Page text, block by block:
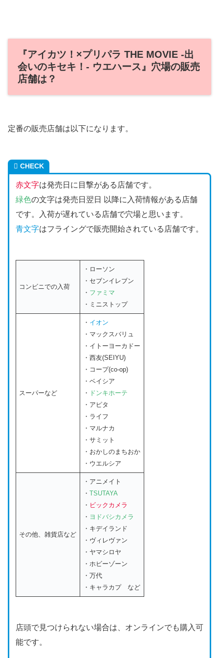
『アイカツ！×プリパラ THE MOVIE ‐出
会いのキセキ！‐ ウエハース』穴場の販売
店舗は？
定番の販売店舗は以下になります。
CHECK
赤文字は発売日に目撃がある店舗です。
緑色の文字は発売日翌日 以降に入荷情報がある店舗
です。入荷が遅れている店舗で穴場と思います。
青文字はフライングで販売開始されている店舗です。
コンビニでの入荷
・ローソン
・セブンイレブン
・ ファミマ
・ミニストップ
スーパーなど
・ イオン
・マックスバリュ
・イトーヨーカドー
・西友(SEIYU)
・コープ(co-op)
・ベイシア
・ ドンキホーテ
・アピタ
・ライフ
・マルナカ
・サミット
・おかしのまちおか
・ウエルシア
その他、雑貨店など
・アニメイト
・TSUTAYA
・ ビックカメラ
・ ヨドバシカメラ
・キデイランド
・ヴィレヴァン
・ヤマシロヤ
・ホビーゾーン
・万代
・キャラカプ など
店頭で見つけられない場合は、オンラインでも購入可
能です。